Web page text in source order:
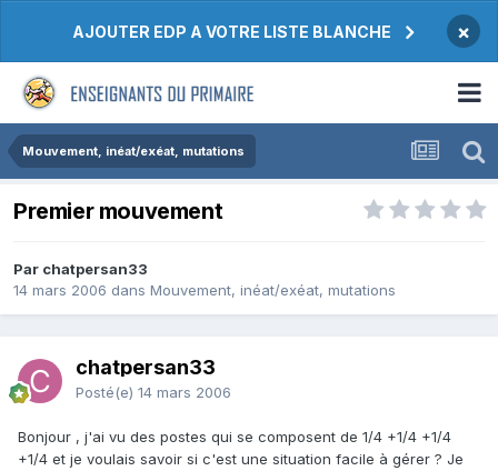
AJOUTER EDP A VOTRE LISTE BLANCHE ×
Mouvement, inéat/exéat, mutations
Premier mouvement
Par chatpersan33
14 mars 2006 dans Mouvement, inéat/exéat, mutations
chatpersan33
Posté(e) 14 mars 2006
Bonjour , j'ai vu des postes qui se composent de 1/4 +1/4 +1/4
+1/4 et je voulais savoir si c'est une situation facile à gérer ? Je